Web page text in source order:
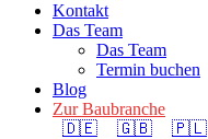
Kontakt
Das Team
Das Team
Termin buchen
Blog
Zur Baubranche
🇩🇪
🇬🇧 🇵🇱